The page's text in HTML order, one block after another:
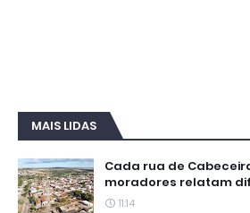
MAIS LIDAS
Cada rua de
moradores relatam
11:14